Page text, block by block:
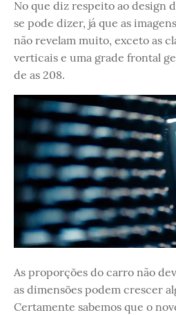
No que diz respeito ao design
se pode dizer, já que as
não revelam muito, exceto as
verticais e uma grade frontal
de as 208.
As proporções do carro não
as dimensões podem crescer
Certamente sabemos que o